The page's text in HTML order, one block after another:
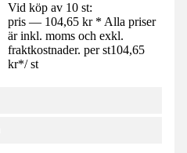
Vid köp av 10 st:
pris — 104,65 kr * Alla priser
är inkl. moms och exkl.
fraktkostnader. per st104,65
kr*/ st